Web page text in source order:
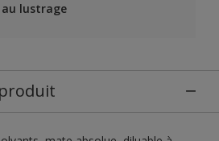
lustrage